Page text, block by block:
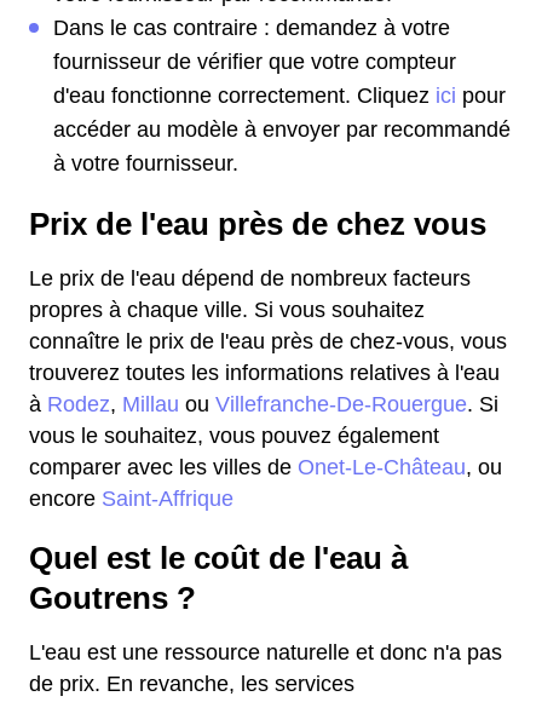
Dans le cas contraire : demandez à votre
fournisseur de vérifier que votre compteur
d'eau fonctionne correctement. Cliquez ici pour
accéder au modèle à envoyer par recommandé
à votre fournisseur.
Prix de l'eau près de chez vous
Le prix de l'eau dépend de nombreux facteurs
propres à chaque ville. Si vous souhaitez
connaître le prix de l'eau près de chez-vous, vous
trouverez toutes les informations relatives à l'eau
à Rodez, Millau ou Villefranche-De-Rouergue. Si
vous le souhaitez, vous pouvez également
comparer avec les villes de Onet-Le-Château, ou
encore Saint-Affrique
Quel est le coût de l'eau à
Goutrens ?
L'eau est une ressource naturelle et donc n'a pas
de prix. En revanche, les services